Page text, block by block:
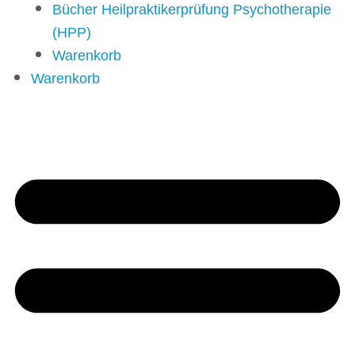
Bücher Heilpraktikerprüfung Psychotherapie
(HPP)
Warenkorb
Warenkorb